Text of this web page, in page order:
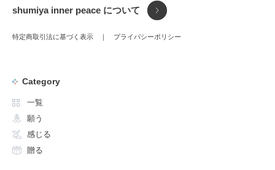
shumiya inner peace について
特定商取引法に基づく表示 プライバシーポリシー
Category
一覧
願う
感じる
贈る